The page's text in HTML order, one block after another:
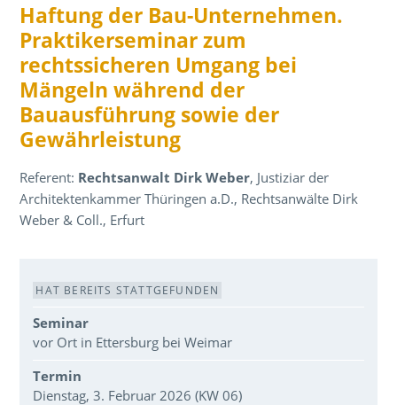
Haftung der Bau-Unternehmen.
Praktikerseminar zum
rechtssicheren Umgang bei
Mängeln während der
Bauausführung sowie der
Gewährleistung
Referent: Rechtsanwalt Dirk Weber, Justiziar der
Architektenkammer Thüringen a.D., Rechtsanwälte Dirk
Weber & Coll., Erfurt
Veranstaltungsdaten
HAT BEREITS STATTGEFUNDEN
Seminar
vor Ort in Ettersburg bei Weimar
Termin
Dienstag, 3. Februar 2026 (KW 06)